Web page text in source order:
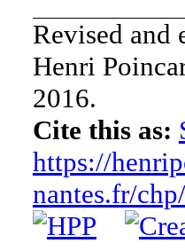
Revised and
Henri
2016.
Cite this as:
https://
nantes.fr/